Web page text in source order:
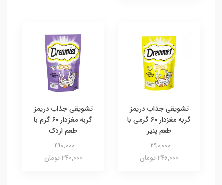
تشویقی جذاب دریمز
گربه مغزدار ۶۰ گرمی با
طعم پنیر
290,000
246,000 تومان
تشویقی جذاب دریمز
گربه مغزدار ۶۰ گرم با
طعم اردک
290,000
240,000 تومان